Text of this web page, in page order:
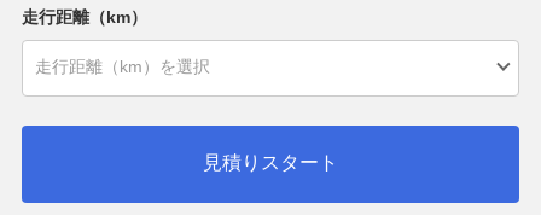
走行距離（km）
見積りスタート